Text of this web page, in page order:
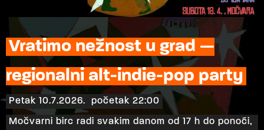
Vratimo nežnost u grad —
regionalni alt-indie-pop party
Petak 10.7.2026. početak 22:00
Močvarni birc radi svakim danom od 17 h do ponoći,